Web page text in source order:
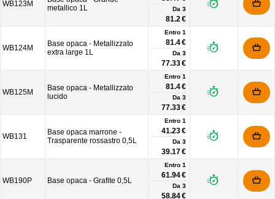
WB123M
metallico 1L
Da 3
81.2 €
WB124M
Base opaca - Metallizzato
extra large 1L
Entro 1
81.4 €
Da 3
77.33 €
WB125M
Base opaca - Metallizzato
lucido
Entro 1
81.4 €
Da 3
77.33 €
WB131
Base opaca marrone -
Trasparente rossastro 0,5L
Entro 1
41.23 €
Da 3
39.17 €
WB190P Base opaca - Grafite 0,5L
Entro 1
61.94 €
Da 3
58.84 €